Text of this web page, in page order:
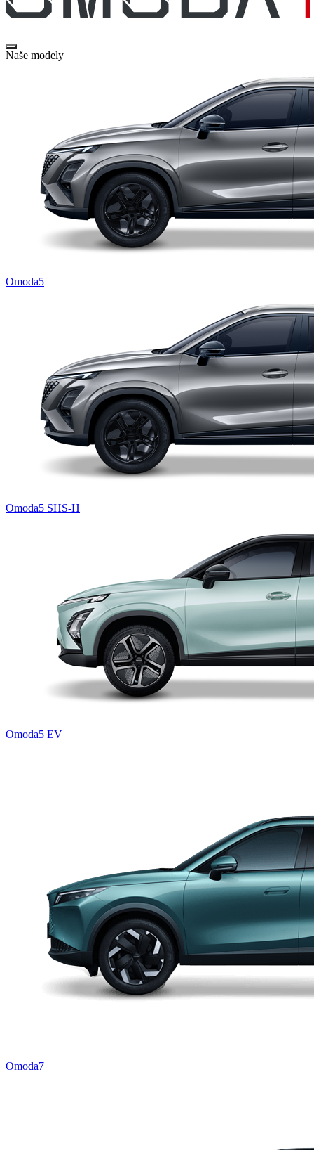
Naše modely
Omoda5
Omoda5 SHS-H
Omoda5 EV
Omoda7